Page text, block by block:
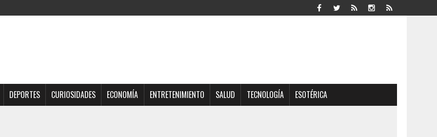
DEPORTES CURIOSIDADES ECONOMÍA ENTRETENIMIENTO SALUD TECNOLOGÍA ESOTÉRICA